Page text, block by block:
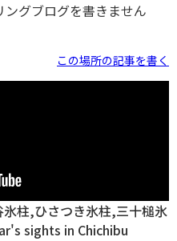
グブログを書きません
この場所の記事を書く
柱,ひさつき氷柱,三十槌氷
sights in Chichibu